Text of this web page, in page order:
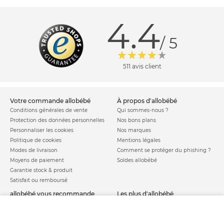
4.4/ 5
511 avis client
votre commande allobébé
Conditions générales de vente
Protection des données personnelles
Personnaliser les cookies
Politique de cookies
Modes de livraison
Moyens de paiement
Garantie stock & produit
Satisfait ou remboursé
à propos d'allobébé
Qui sommes-nous ?
Nos bons plans
Nos marques
Mentions légales
Comment se protéger du phishing ?
Soldes allobébé
allobébé vous recommande les plus d'allobébé